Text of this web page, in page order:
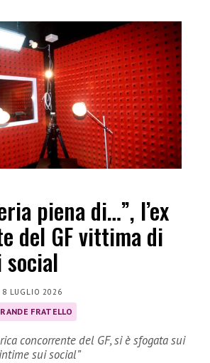
piena di…”, l’ex
del GF vittima di
8 LUGLIO 2026
FRATELLO
concorrente del GF, si è sfogata sui
sui social”